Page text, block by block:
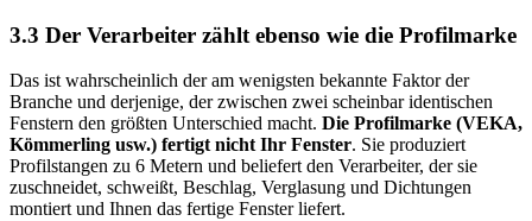
3.3 Der Verarbeiter zählt ebenso wie die Profilmarke
Das ist wahrscheinlich der am wenigsten bekannte Faktor der
Branche und derjenige, der zwischen zwei scheinbar identischen
Fenstern den größten Unterschied macht. Die Profilmarke (VEKA,
Kömmerling usw.) fertigt nicht Ihr Fenster. Sie produziert
Profilstangen zu 6 Metern und beliefert den Verarbeiter, der sie
zuschneidet, schweißt, Beschlag, Verglasung und Dichtungen
montiert und Ihnen das fertige Fenster liefert.